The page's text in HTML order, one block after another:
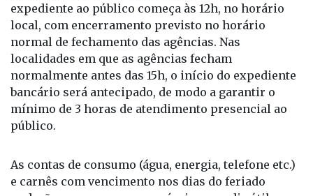
expediente ao público começa às 12h, no horário
local, com encerramento previsto no horário
normal de fechamento das agências. Nas
localidades em que as agências fecham
normalmente antes das 15h, o início do expediente
bancário será antecipado, de modo a garantir o
mínimo de 3 horas de atendimento presencial ao
público.
As contas de consumo (água, energia, telefone etc.)
e carnês com vencimento nos dias do feriado